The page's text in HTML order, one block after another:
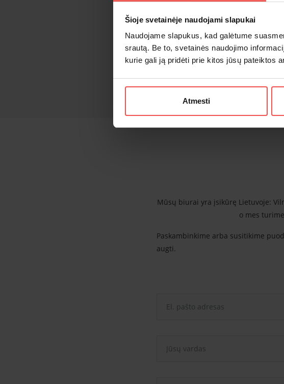
Šioje svetainėje naudojami slapukai
Naudojame slapukus, kad galėtume
srautą. Be to, svetainės naudojimo
kurie gali ją pridėti prie kitos jūsų pateiktos
Atmesti
Mūsų biurai yra įsikūrę Lietuvoje:
o mes
Paskambinkime arba susitikime
augti.